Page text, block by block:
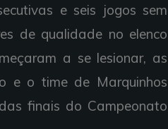
e seis jogos sem
de qualidade no elenco
a se lesionar, as
e o time de Marquinhos
finais do Campeonato